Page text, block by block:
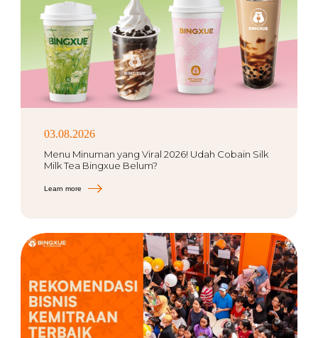
03.08.2026
Menu Minuman yang Viral 2026! Udah Cobain Silk
Milk Tea Bingxue Belum?
Learn more